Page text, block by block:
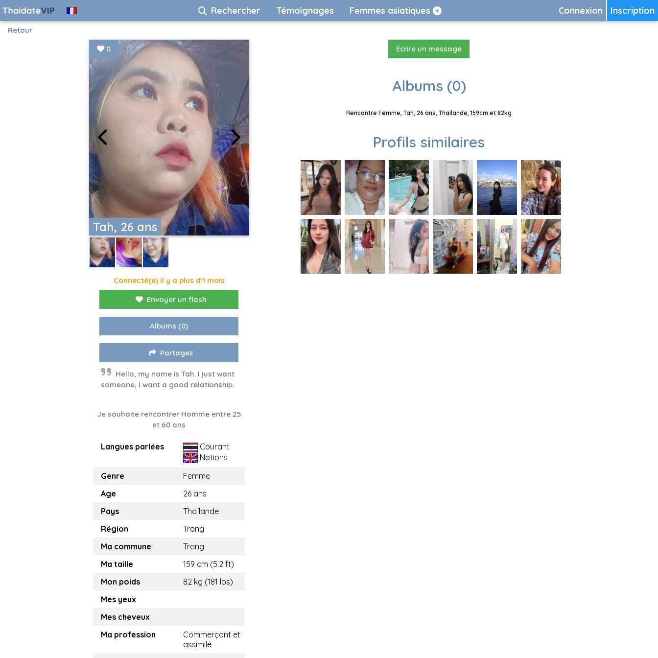
Inscription
Connexion
Rechercher Témoignages Femmes asiatiques
Retour
Tah, 26 ans
0
Connecté(e) il y a plus d'1 mois
Envoyer un flash
Albums (0)
Partagez
Hello, my name is Tah. I just want
someone, I want a good relationship.
Je souhaite rencontrer Homme entre 25
et 60 ans
Langues parlées
Courant
Notions
Genre
Femme
Age
26 ans
Pays
Thaïlande
Région
Trang
Ma commune
Trang
Ma taille
159 cm (5.2 ft)
Mon poids
82 kg (181 lbs)
Mes yeux
Mes cheveux
Ma profession
Commerçant et
assimilé
Ecrire un message
Albums (0)
Rencontre Femme, Tah, 26 ans, Thaïlande, 159cm et 82kg
Profils similaires